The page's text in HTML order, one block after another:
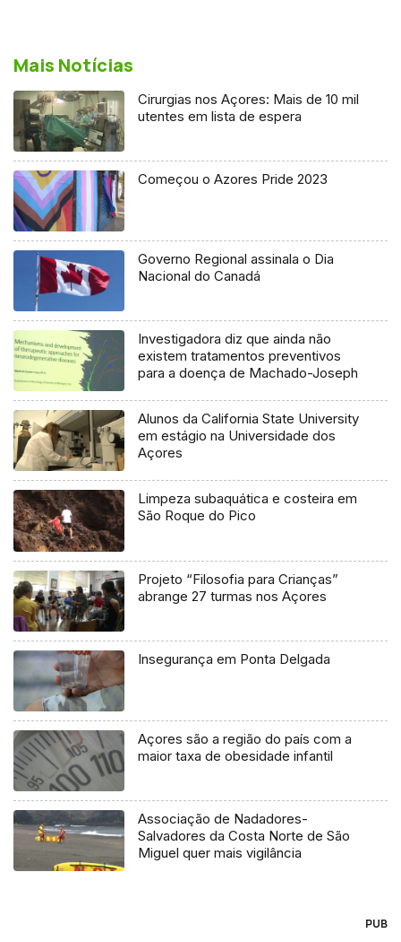
Mais Notícias
Cirurgias nos Açores: Mais de 10 mil
utentes em lista de espera
Começou o Azores Pride 2023
Governo Regional assinala o Dia
Nacional do Canadá
Investigadora diz que ainda não
existem tratamentos preventivos
para a doença de Machado-Joseph
Alunos da California State University
em estágio na Universidade dos
Açores
Limpeza subaquática e costeira em
São Roque do Pico
Projeto “Filosofia para Crianças”
abrange 27 turmas nos Açores
Insegurança em Ponta Delgada
Açores são a região do país com a
maior taxa de obesidade infantil
Associação de Nadadores-
Salvadores da Costa Norte de São
Miguel quer mais vigilância
PUB